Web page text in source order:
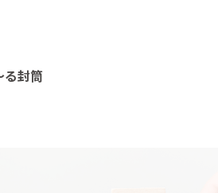
る封筒